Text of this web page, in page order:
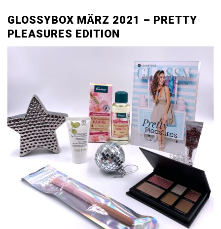
GLOSSYBOX MÄRZ 2021 – PRETTY
PLEASURES EDITION